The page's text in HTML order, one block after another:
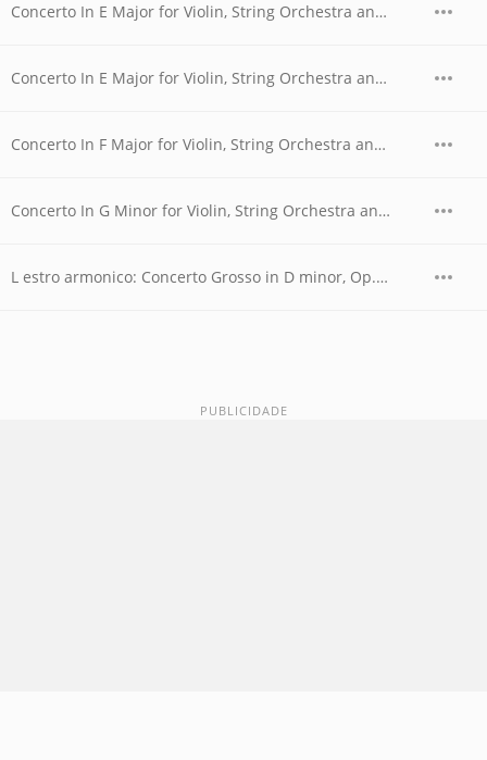
Concerto In E Major for Violin, String Orchestra and Continuo, Op. 8, No. 1, RV 269, "La Primavera" (Le Printemps). I. Allegro
Concerto In E Major for Violin, String Orchestra and Continuo, Op. 8, No. 1, RV 269, "La Primavera" (Le Printemps). Largo e pianis
Concerto In F Major for Violin, String Orchestra and Continuo, Op. 8, No. 3, RV 293, "L'autumno" (L'Automne). Presto ,Tempo impetu
Concerto In G Minor for Violin, String Orchestra and Continuo, Op. 8, No. 2, RV 315, "L'estate" (L'Eté). Presto, Tempo impetuoso d
L estro armonico: Concerto Grosso in D minor, Op. 3, No. 11: Largo